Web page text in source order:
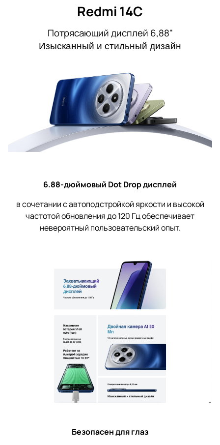
Redmi 14C
Потрясающий дисплей 6,88"
Изысканный и стильный дизайн
6.88-дюймовый Dot Drop дисплей
в сочетании с автоподстройкой яркости и высокой
частотой обновления до 120 Гц обеспечивает
невероятный пользовательский опыт.
Безопасен для глаз